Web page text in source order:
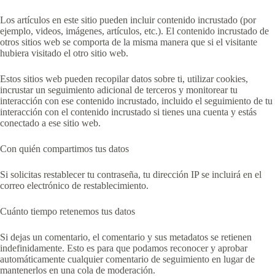
Los artículos en este sitio pueden incluir contenido incrustado (por
ejemplo, videos, imágenes, artículos, etc.). El contenido incrustado de
otros sitios web se comporta de la misma manera que si el visitante
hubiera visitado el otro sitio web.
Estos sitios web pueden recopilar datos sobre ti, utilizar cookies,
incrustar un seguimiento adicional de terceros y monitorear tu
interacción con ese contenido incrustado, incluido el seguimiento de tu
interacción con el contenido incrustado si tienes una cuenta y estás
conectado a ese sitio web.
Con quién compartimos tus datos
Si solicitas restablecer tu contraseña, tu dirección IP se incluirá en el
correo electrónico de restablecimiento.
Cuánto tiempo retenemos tus datos
Si dejas un comentario, el comentario y sus metadatos se retienen
indefinidamente. Esto es para que podamos reconocer y aprobar
automáticamente cualquier comentario de seguimiento en lugar de
mantenerlos en una cola de moderación.